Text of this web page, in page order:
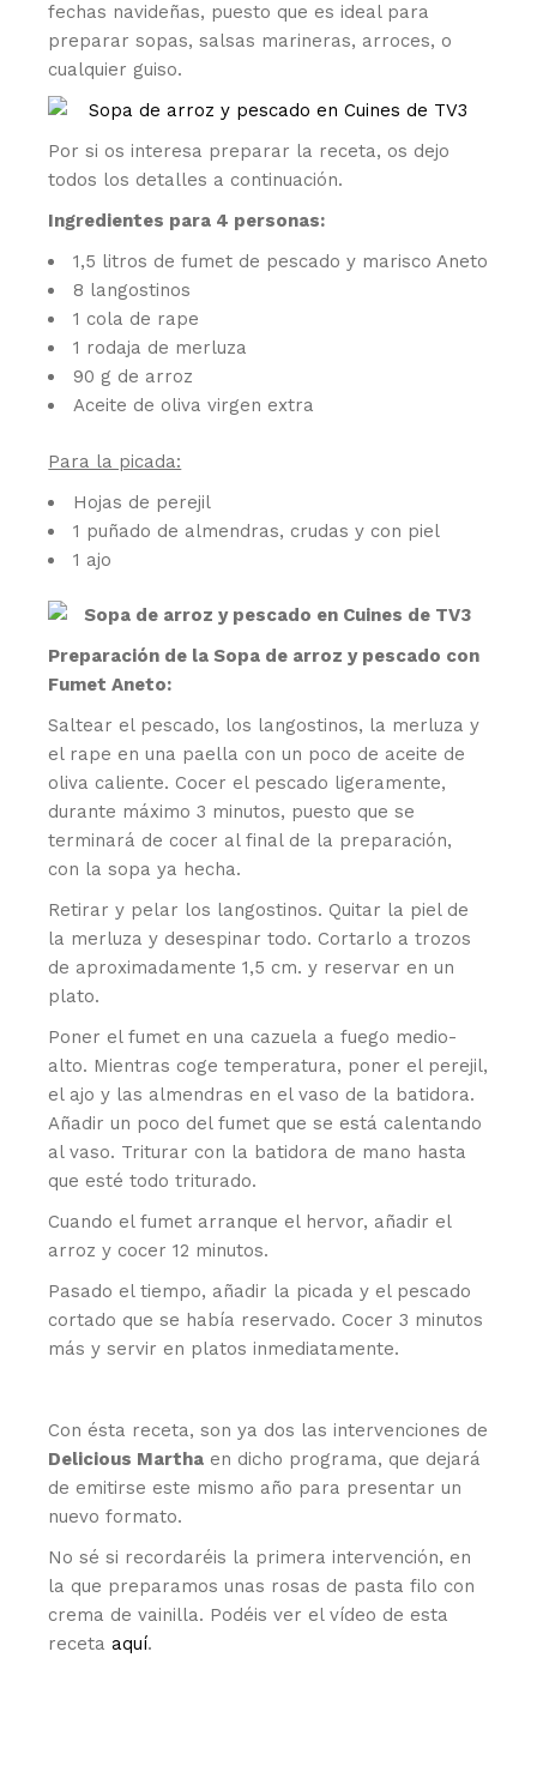
fechas navideñas, puesto que es ideal para
preparar sopas, salsas marineras, arroces, o
cualquier guiso.
Por si os interesa preparar la receta, os dejo
todos los detalles a continuación.
Ingredientes para 4 personas:
1,5 litros de fumet de pescado y marisco Aneto
8 langostinos
1 cola de rape
1 rodaja de merluza
90 g de arroz
Aceite de oliva virgen extra
Para la picada:
Hojas de perejil
1 puñado de almendras, crudas y con piel
1 ajo
Preparación de la Sopa de arroz y pescado con
Fumet Aneto:
Saltear el pescado, los langostinos, la merluza y
el rape en una paella con un poco de aceite de
oliva caliente. Cocer el pescado ligeramente,
durante máximo 3 minutos, puesto que se
terminará de cocer al final de la preparación,
con la sopa ya hecha.
Retirar y pelar los langostinos. Quitar la piel de
la merluza y desespinar todo. Cortarlo a trozos
de aproximadamente 1,5 cm. y reservar en un
plato.
Poner el fumet en una cazuela a fuego medio-
alto. Mientras coge temperatura, poner el perejil,
el ajo y las almendras en el vaso de la batidora.
Añadir un poco del fumet que se está calentando
al vaso. Triturar con la batidora de mano hasta
que esté todo triturado.
Cuando el fumet arranque el hervor, añadir el
arroz y cocer 12 minutos.
Pasado el tiempo, añadir la picada y el pescado
cortado que se había reservado. Cocer 3 minutos
más y servir en platos inmediatamente.
Con ésta receta, son ya dos las intervenciones de
Delicious Martha en dicho programa, que dejará
de emitirse este mismo año para presentar un
nuevo formato.
No sé si recordaréis la primera intervención, en
la que preparamos unas rosas de pasta filo con
crema de vainilla. Podéis ver el vídeo de esta
recetaaquí.